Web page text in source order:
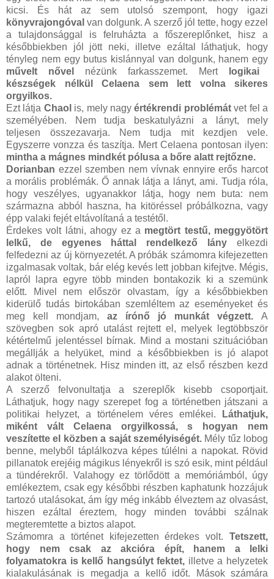
kicsi. És hát az sem utolsó szempont, hogy igazi
könyvrajongóvalvan dolgunk. A szerző jól tette, hogy ezzel
a tulajdonsággal is felruházta a főszereplőnket, hisz a
későbbiekben jól jött neki, illetve ezáltal láthatjuk, hogy
tényleg nem egy butus kislánnyal van dolgunk, hanem egy
művelt nővel nézünk farkasszemet. Mertlogikai
készségek nélkül Celaena sem lett volna sikeres
orgyilkos.
Ezt látja Chaol is, mely nagy értékrendi problémátvet fel a
személyében. Nem tudja beskatulyázni a lányt, mely
teljesen összezavarja. Nem tudja mit kezdjen vele.
Egyszerre vonzza és taszítja. Mert Celaena pontosan ilyen:
mintha a mágnes mindkét pólusa a bőre alatt rejtőzne.
Dorianban ezzel szemben nem vívnak ennyire erős harcot
a morális problémák. Ő annak látja a lányt, ami. Tudja róla,
hogy veszélyes, ugyanakkor látja, hogy nem buta: nem
származna abból haszna, ha kitöréssel próbálkozna, vagy
épp valaki fejét eltávolítaná a testétől.
Érdekes volt látni, ahogy ez a megtört testű, meggyötört
lelkű, de egyenes háttal rendelkező lány elkezdi
felfedezni az új környezetét. A próbák számomra kifejezetten
izgalmasak voltak, bár elég kevés lett jobban kifejtve. Mégis,
lapról lapra egyre több minden bontakozik ki a szemünk
előtt. Mivel nem először olvastam, így a későbbiekben
kiderülő tudás birtokában szemléltem az eseményeket és
meg kell mondjam, az írónő jó munkát végzett. A
szövegben sok apró utalást rejtett el, melyek legtöbbször
kétértelmű jelentéssel bírnak. Mind a mostani szituációban
megállják a helyüket, mind a későbbiekben is jó alapot
adnak a történetnek. Hisz minden itt, az első részben kezd
alakot ölteni.
A szerző felvonultatja a szereplők kisebb csoportjait.
Láthatjuk, hogy nagy szerepet fog a történetben játszani a
politikai helyzet, a történelem véres emlékei. Láthatjuk,
miként vált Celaena orgyilkossá, s hogyan nem
veszítette el közben a saját személyiségét.Mély tűz lobog
benne, melyből táplálkozva képes túlélni a napokat. Rövid
pillanatok erejéig mágikus lényekről is szó esik, mint például
a tündérekről. Valahogy ez törlődött a memóriámból, úgy
emlékeztem, csak egy későbbi részben kaphatunk hozzájuk
tartozó utalásokat, ám így még inkább élveztem az olvasást,
hiszen ezáltal éreztem, hogy minden további szálnak
megteremtette a biztos alapot.
Számomra a történet kifejezetten érdekes volt. Tetszett,
hogy nem csak az akcióra épít, hanem a lelki
folyamatokra is kellő hangsúlyt fektet, illetve a helyzetek
kialakulásának is megadja a kellő időt. Mások számára